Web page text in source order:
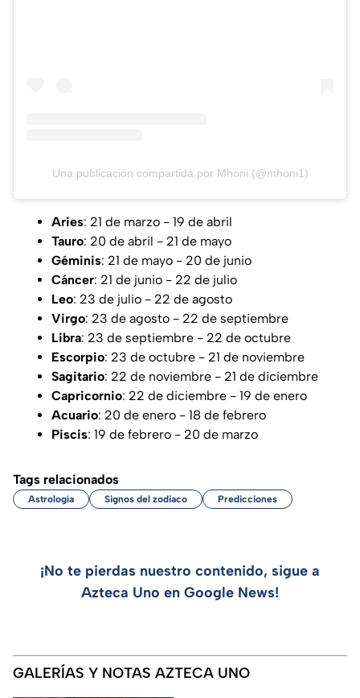
Una publicación compartida por Mhoni (@mhoni1)
Aries: 21 de marzo - 19 de abril
Tauro: 20 de abril - 21 de mayo
Géminis: 21 de mayo - 20 de junio
Cáncer: 21 de junio - 22 de julio
Leo: 23 de julio - 22 de agosto
Virgo: 23 de agosto - 22 de septiembre
Libra: 23 de septiembre - 22 de octubre
Escorpio: 23 de octubre - 21 de noviembre
Sagitario: 22 de noviembre - 21 de diciembre
Capricornio: 22 de diciembre - 19 de enero
Acuario: 20 de enero - 18 de febrero
Piscis: 19 de febrero - 20 de marzo
Tags relacionados
Astrología Signos del zodiaco Predicciones
¡No te pierdas nuestro contenido, sigue a
Azteca Uno en Google News!
GALERÍAS Y NOTAS AZTECA UNO